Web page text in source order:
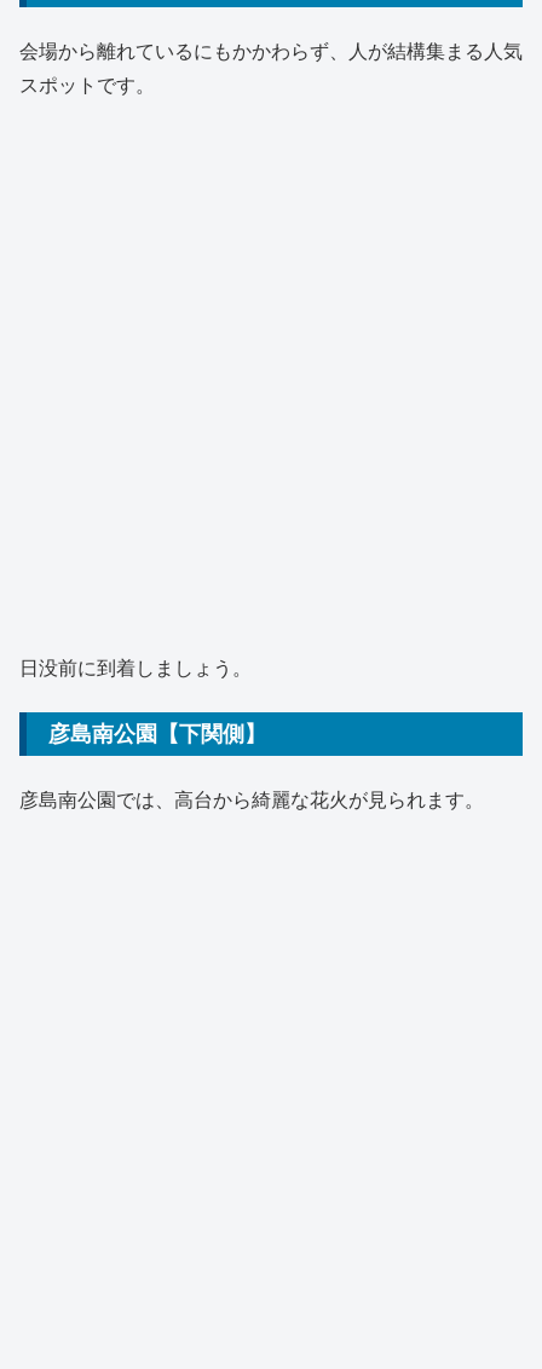
会場から離れているにもかかわらず、人が結構集まる人気
スポットです。
日没前に到着しましょう。
彦島南公園【下関側】
彦島南公園では、高台から綺麗な花火が見られます。